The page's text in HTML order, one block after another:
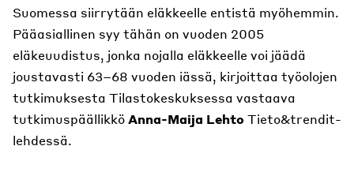
Suomessa siirrytään eläkkeelle entistä myöhemmin.
Pääasiallinen syy tähän on vuoden 2005
eläkeuudistus, jonka nojalla eläkkeelle voi jäädä
joustavasti 63–68 vuoden iässä, kirjoittaa työolojen
tutkimuksesta Tilastokeskuksessa vastaava
tutkimuspäällikköAnna-Maija Lehto Tieto&trendit-
lehdessä.